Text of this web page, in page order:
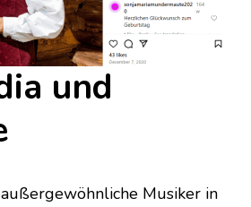
und
Musiker in